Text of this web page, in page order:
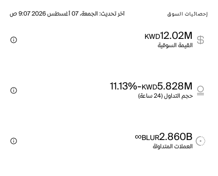
إحصائيات السوق آخر تحديث:الجمعة، 07 أغسطس 2026 9:07 ص
12.02M
KWD
القيمة السوقية
5.828M
KWD
-11.13%
حجم التداول (24 ساعة)
2.860B
BLUR
∞
العملات المتداولة